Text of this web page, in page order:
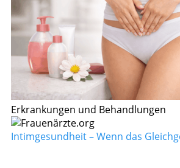
Erkrankungen und Behandlungen
Intimgesundheit – Wenn das